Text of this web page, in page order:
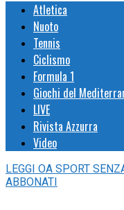
Atletica
Nuoto
Tennis
Ciclismo
Formula 1
Giochi del
LIVE
Rivista Azzurra
Video
LEGGI OA SPORT
ABBONATI